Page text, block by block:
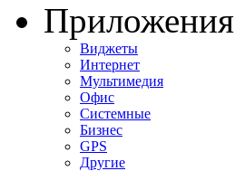
Приложения
Виджеты
Интернет
Мультимедия
Офис
Системные
Бизнес
GPS
Другие